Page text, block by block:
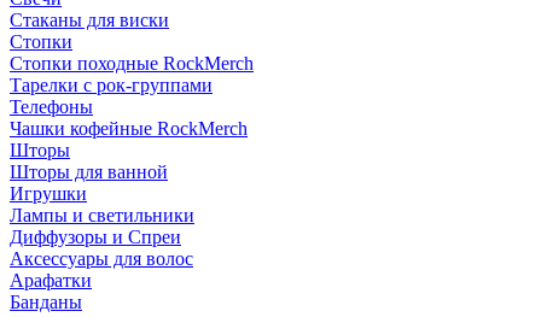
Стаканы для виски
Стопки
Стопки походные RockMerch
Тарелки с рок-группами
Телефоны
Чашки кофейные RockMerch
Шторы
Шторы для ванной
Игрушки
Лампы и светильники
Диффузоры и Спреи
Аксессуары для волос
Арафатки
Банданы